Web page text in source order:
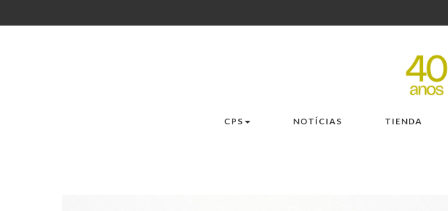
CPS NOTÍCIAS TIENDA